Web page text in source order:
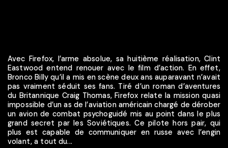
Avec Firefox, l’arme absolue, sa huitième réalisation, Clint
Eastwood entend renouer avec le film d’action. En effet,
Bronco Billy qu’il a mis en scène deux ans auparavant n’avait
pas vraiment séduit ses fans. Tiré d’un roman d’aventures
du Britannique Craig Thomas, Firefox relate la mission quasi
impossible d’un as de l’aviation américain chargé de dérober
un avion de combat psychoguidé mis au point dans le plus
grand secret par les Soviétiques. Ce pilote hors pair, qui
plus est capable de communiquer en russe avec l’engin
volant, a tout du...